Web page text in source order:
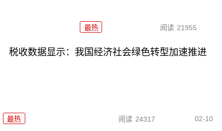
最热 阅读 21955
税收数据显示：我国经济社会绿色转型加速推进
最热 阅读 24317 02-10